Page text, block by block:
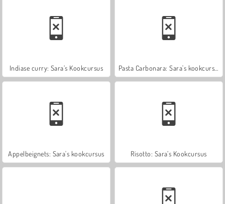
Indiase curry: Sara’s Kookcursus
Appelbeignets: Sara's kookcursus Risotto: Sara’s Kookcursus